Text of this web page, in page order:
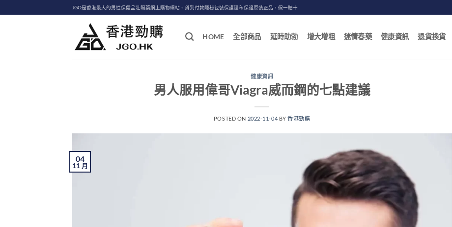
to
JGO是香港最大的男性保健品壯陽藥網上購物網站、貨到付款隱秘包裝保護隱私保證原裝正品，假一賠十
HOME 全部商品 延時助勃 增大增粗 迷情春藥 健康資訊 退貨換貨
健康資訊
男人服用偉哥Viagra威而鋼的七點建議
POSTED ON 2022-11-04 BY香港勁購
04
11 月